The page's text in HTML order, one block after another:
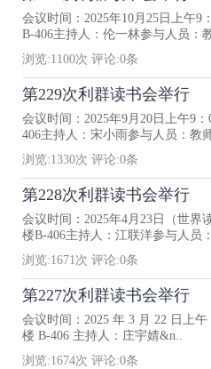
会议时间：2025年10月25日上午9
B-406主持人：伦一林参与人员：
浏览:1100次 评论:0条
第229次利群读书会举行
会议时间：2025年9月20日上午9
406主持人：宋小雨参与人员：教
浏览:1330次 评论:0条
第228次利群读书会举行
会议时间：2025年4月23日（世界
楼B-406主持人：江联洋参与人员
浏览:1671次 评论:0条
第227次利群读书会举行
会议时间：2025 年 3 月 22 日上
楼 B-406 主持人：庄宇婧&n..
浏览:1674次 评论:0条